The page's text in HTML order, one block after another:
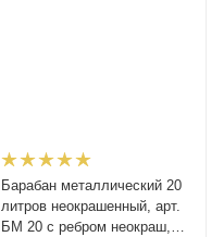
Барабан металлический 20
литров неокрашенный, арт.
БМ 20 с ребром неокраш,